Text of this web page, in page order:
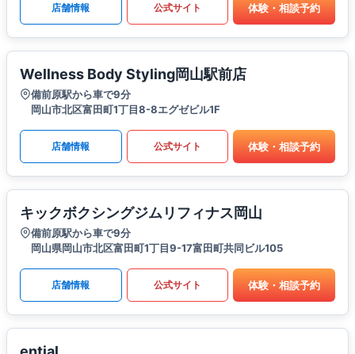
店舗情報 公式サイト 体験・相談予約
Wellness Body Styling岡山駅前店
備前原駅から車で9分
岡山市北区富田町1丁目8-8エグゼビル1F
店舗情報 公式サイト 体験・相談予約
キックボクシングジムリフィナス岡山
備前原駅から車で9分
岡山県岡山市北区富田町1丁目9-17富田町共同ビル105
店舗情報 公式サイト 体験・相談予約